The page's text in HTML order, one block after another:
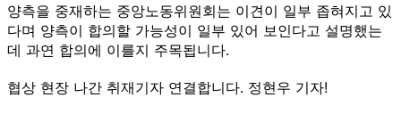
양측을 중재하는 중앙노동위원회는 이견이 일부 좁혀지고 있
다며 양측이 합의할 가능성이 일부 있어 보인다고 설명했는
데 과연 합의에 이를지 주목됩니다.
협상 현장 나간 취재기자 연결합니다. 정현우 기자!